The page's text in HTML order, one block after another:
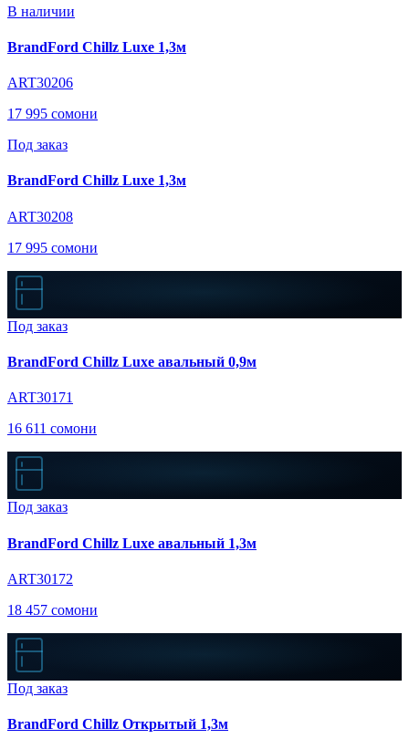
В наличии
BrandFord Chillz Luxe 1,3м
ART30206
17 995 сомони
Под заказ
BrandFord Chillz Luxe 1,3м
ART30208
17 995 сомони
Под заказ
BrandFord Chillz Luxe авальный 0,9м
ART30171
16 611 сомони
Под заказ
BrandFord Chillz Luxe авальный 1,3м
ART30172
18 457 сомони
Под заказ
BrandFord Chillz Открытый 1,3м